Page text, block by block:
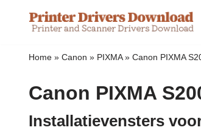
Meteen
Home » Canon » PIXMA» Canon PIXMA
Canon PIXMA
Installatievensters